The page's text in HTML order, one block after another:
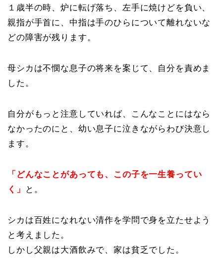
１歳半の時、炉に転げ落ち、左手に焼けどを負い、
親指が手首に、中指は手のひらについて離れないな
どの障害が残ります。
母シカは不憫な息子の将来を案じて、自分を責めま
した。
自分がもっと注意していれば、こんなことにはなら
なかったのにと、幼い息子に泣きながらわび決意し
ます。
「どんなことがあっても、この子を一生養ってい
く」
と。
シカは百姓になれない清作を学問で身を立たせよう
と考えました。
しかし父親は大酒飲みで、家は貧乏でした。